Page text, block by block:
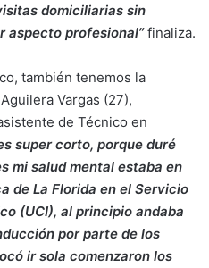
domiciliarias sin
aspecto profesional”finaliza.
también tenemos la
Vargas (27),
de Técnico en
super corto, porque duré
mi salud mental estaba en
de La Florida en el Servicio
(UCI), al principio andaba
por parte de los
ir sola comenzaron los